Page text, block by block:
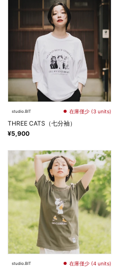
studio.BIT 在庫僅少 (3 units)
THREE CATS（七分袖）
¥5,900
studio.BIT 在庫僅少 (4 units)